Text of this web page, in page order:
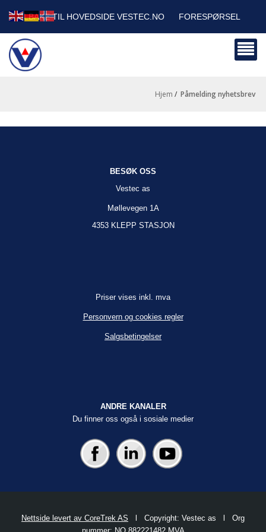
TILBAKE TIL HOVEDSIDE VESTEC.NO FORESPØRSEL
HANDLEVOGN
BEDRIFTSKUNDER
Hjem / påmelding nyhetsbrev
BESØK OSS
Vestec as
Møllevegen 1A
4353 KLEPP STASJON
Priser vises inkl. mva
Personvern og cookies regler
Salgsbetingelser
ANDRE KANALER
Du finner oss også i sosiale medier
Nettside levert av CoreTrek AS l Copyright: Vestec as l Org